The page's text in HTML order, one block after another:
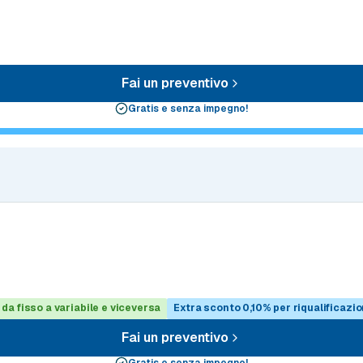
Fai un preventivo
Gratis e senza impegno!
fisso a variabile e viceversa Extra sconto 0,10% per
Fai un preventivo